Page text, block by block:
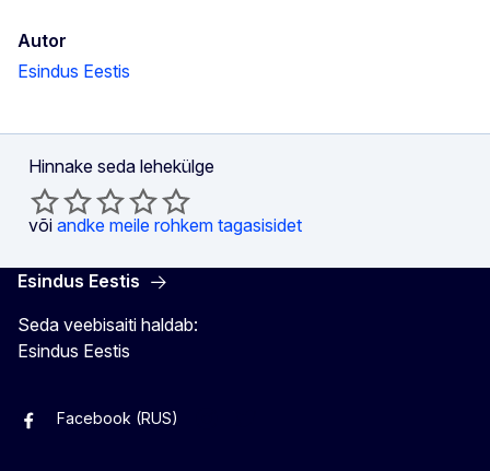
Autor
Esindus Eestis
Hinnake seda lehekülge
või andke meile rohkem tagasisidet
Esindus Eestis
Seda veebisaiti haldab:
Esindus Eestis
Facebook (EST)
Facebook (RUS)